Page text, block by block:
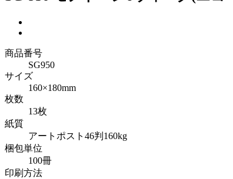
商品番号
SG950
サイズ
160×180mm
枚数
13枚
紙質
アートポスト46判160kg
梱包単位
100冊
印刷方法